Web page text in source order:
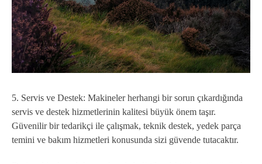
5. Servis ve Destek: Makineler herhangi bir sorun çıkardığında
servis ve destek hizmetlerinin kalitesi büyük önem taşır.
Güvenilir bir tedarikçi ile çalışmak, teknik destek, yedek parça
temini ve bakım hizmetleri konusunda sizi güvende tutacaktır.